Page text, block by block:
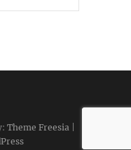
Theme Freesia